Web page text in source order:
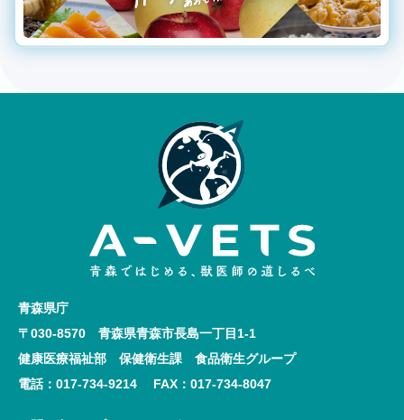
青森県庁
〒030-8570 青森県青森市長島一丁目1-1
健康医療福祉部 保健衛生課 食品衛生グループ
電話：017-734-9214 FAX：017-734-8047